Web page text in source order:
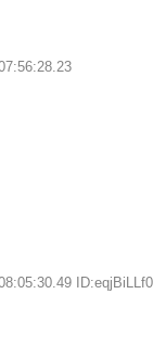
ID:eqjBiLLf0